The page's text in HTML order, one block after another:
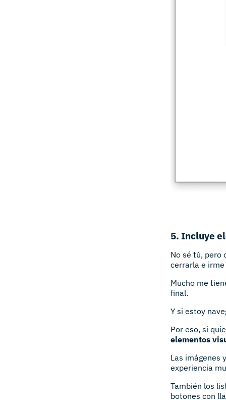
5. Incluye
No sé tú, pero
cerrarla e
Mucho me
final.
Y si estoy
Por eso, si
elementos
Las imágenes
experiencia
También los
botones con